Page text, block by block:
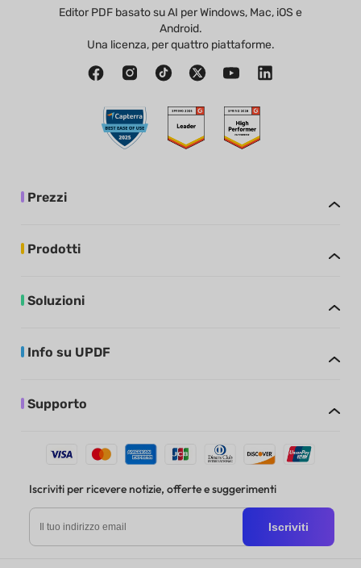
Editor PDF basato su AI per Windows, Mac, iOS e
Android.
Una licenza, per quattro piattaforme.
Prezzi
Prodotti
Soluzioni
Info su UPDF
Supporto
Iscriviti per ricevere notizie, offerte e suggerimenti
Iscriviti